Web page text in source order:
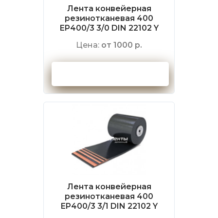
Лента конвейерная
резинотканевая 400
EP400/3 3/0 DIN 22102 Y
Цена: от 1000 р.
Лента конвейерная
резинотканевая 400
EP400/3 3/1 DIN 22102 Y